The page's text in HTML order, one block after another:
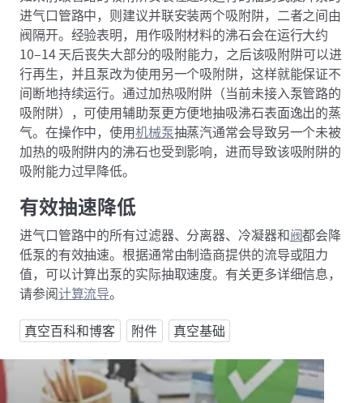
进气口管路中，则建议并联安装两个吸附阱，二者之间由
阀隔开。经验表明，用作吸附材料的沸石会在运行大约
10–14 天后丧失大部分的吸附能力，之后该吸附阱可以进
行再生，并且泵改为使用另一个吸附阱，这样就能保证不
间断地持续运行。通过加热吸附阱（当前未接入泵管路的
吸附阱），可使用辅助泵更方便地抽吸沸石表面逸出的蒸
气。在操作中，使用机械泵抽蒸汽通常会导致另一个未被
加热的吸附阱内的沸石也受到影响，进而导致该吸附阱的
吸附能力过早降低。
有效抽速降低
进气口管路中的所有过滤器、分离器、冷凝器和阀都会降
低泵的有效抽速。根据通常由制造商提供的流导或阻力
值，可以计算出泵的实际抽取速度。有关更多详细信息，
请参阅计算流导。
真空百科和博客
附件 真空基础